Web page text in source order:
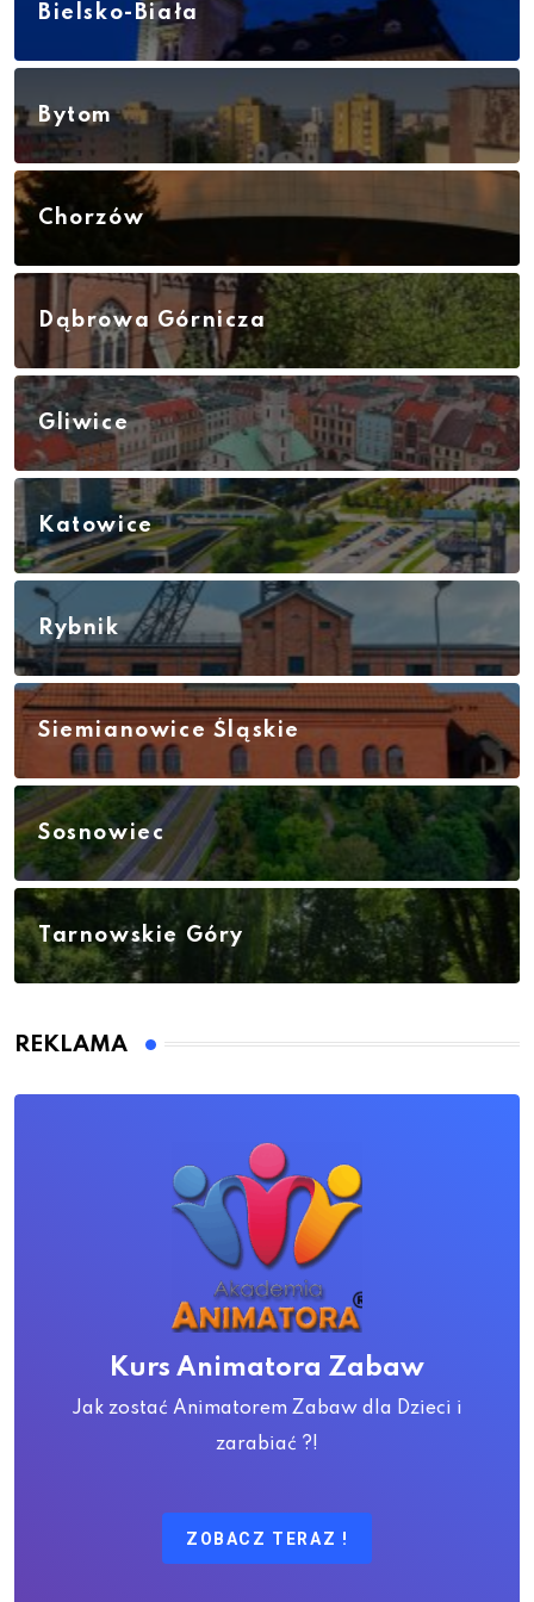
Bielsko-Biała
Bytom
Chorzów
Dąbrowa Górnicza
Gliwice
Katowice
Rybnik
Siemianowice Śląskie
Sosnowiec
Tarnowskie Góry
REKLAMA
Kurs Animatora Zabaw
Jak zostać Animatorem Zabaw dla Dzieci i
zarabiać ?!
ZOBACZ TERAZ !